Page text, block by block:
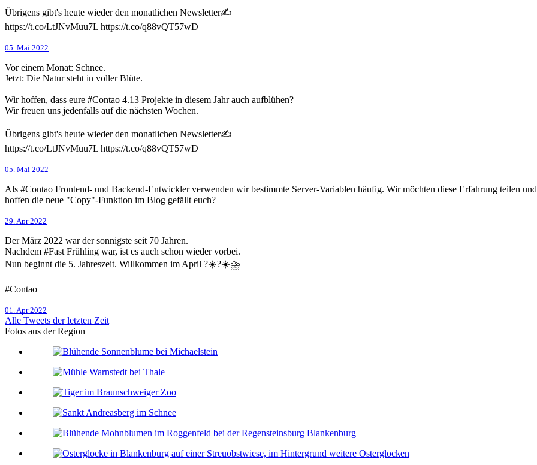
Übrigens gibt's heute wieder den monatlichen Newsletter✍️
https://t.co/LtJNvMuu7L https://t.co/q88vQT57wD
05. Mai 2022
Vor einem Monat: Schnee.
Jetzt: Die Natur steht in voller Blüte.
Wir hoffen, dass eure #Contao 4.13 Projekte in diesem Jahr auch aufblühen?
Wir freuen uns jedenfalls auf die nächsten Wochen.
Übrigens gibt's heute wieder den monatlichen Newsletter✍️
https://t.co/LtJNvMuu7L https://t.co/q88vQT57wD
05. Mai 2022
Als #Contao Frontend- und Backend-Entwickler verwenden wir bestimmte Server-Variablen häufig. Wir möchten diese Erfahrung teilen
hoffen die neue "Copy"-Funktion im Blog gefällt euch?
29. Apr 2022
Der März 2022 war der sonnigste seit 70 Jahren.
Nachdem #Fast Frühling war, ist es auch schon wieder vorbei.
Nun beginnt die 5. Jahreszeit. Willkommen im April ?️☀️?️☀️⛈️
#Contao
01. Apr 2022
Alle Tweets der letzten Zeit
Fotos aus der Region